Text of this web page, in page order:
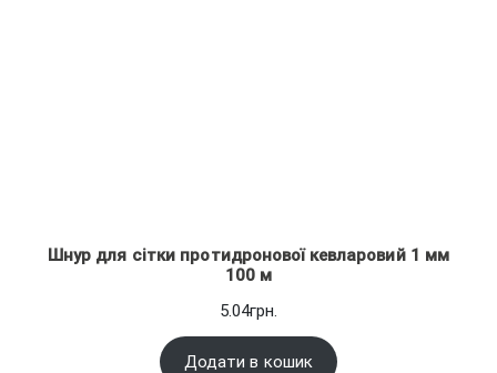
Шнур для сітки протидронової кевларовий 1 мм
100 м
5.04грн.
Додати в кошик